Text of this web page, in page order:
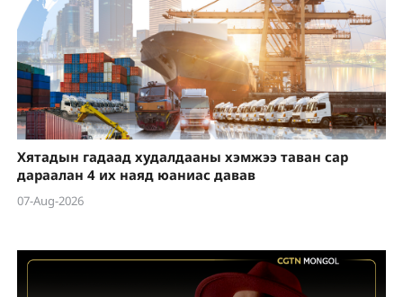
Хятадын гадаад худалдааны хэмжээ таван сар
дараалан 4 их наяд юаниас давав
07-Aug-2026